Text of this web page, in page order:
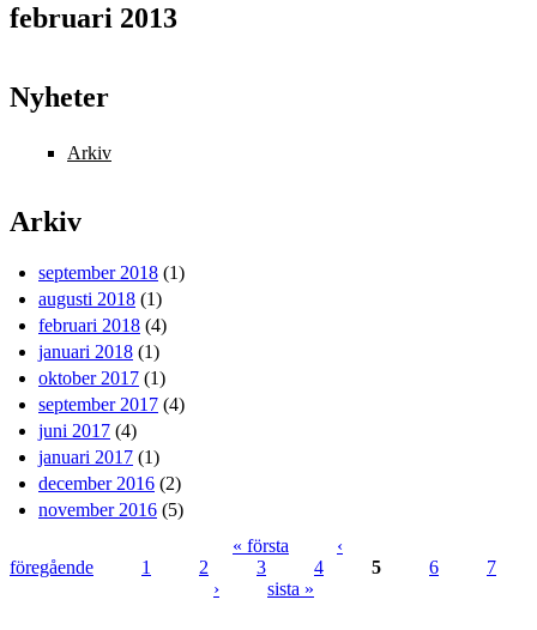
februari 2013
Nyheter
Arkiv
Arkiv
september 2018 (1)
augusti 2018 (1)
februari 2018 (4)
januari 2018 (1)
oktober 2017 (1)
september 2017 (4)
juni 2017 (4)
januari 2017 (1)
december 2016 (2)
november 2016 (5)
Sidor
« första
‹
föregående
1 2 3 4 5 6
7
›
sista »